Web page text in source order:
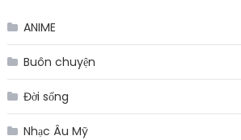
ANIME
Buôn chuyện
Đời sống
Nhạc Âu Mỹ